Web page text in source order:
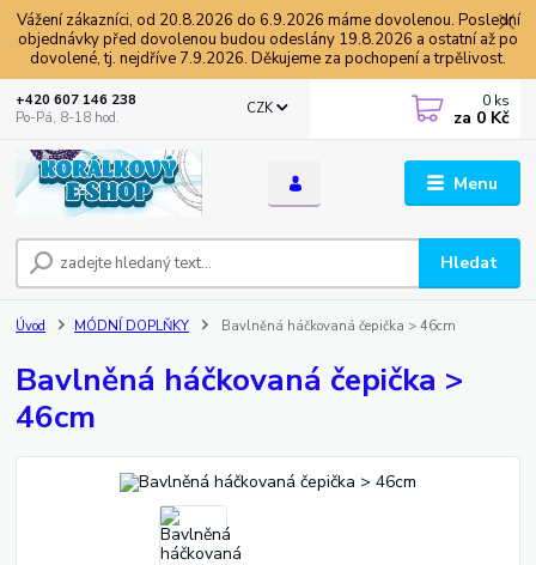
Vážení zákazníci, od 20.8.2026 do 6.9.2026 máme dovolenou. Poslední
objednávky před dovolenou budou odeslány 19.8.2026 a ostatní až po
dovolené, tj. nejdříve 7.9.2026. Děkujeme za pochopení a trpělivost.
Menu
CZK
Hledat
+420 607 146 238
Po-Pá, 8-18 hod.
0 ks
za 0 Kč
Úvod MÓDNÍ DOPLŇKY Bavlněná háčkovaná čepička > 46cm
Bavlněná háčkovaná čepička >
46cm